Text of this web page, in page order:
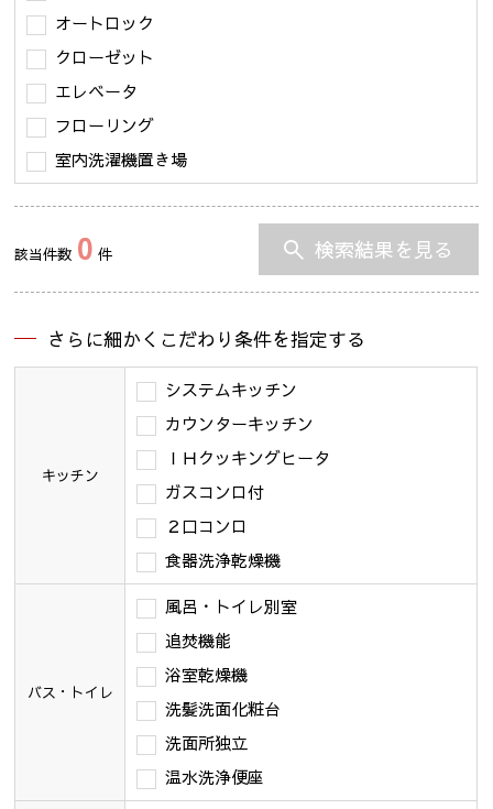
オートロック
クローゼット
エレベータ
フローリング
室内洗濯機置き場
該当件数 0 件 検索結果を見る
さらに細かくこだわり条件を指定する
キッチン
システムキッチン
カウンターキッチン
ＩＨクッキングヒータ
ガスコンロ付
２口コンロ
食器洗浄乾燥機
バス・トイレ
風呂・トイレ別室
追焚機能
浴室乾燥機
洗髪洗面化粧台
洗面所独立
温水洗浄便座